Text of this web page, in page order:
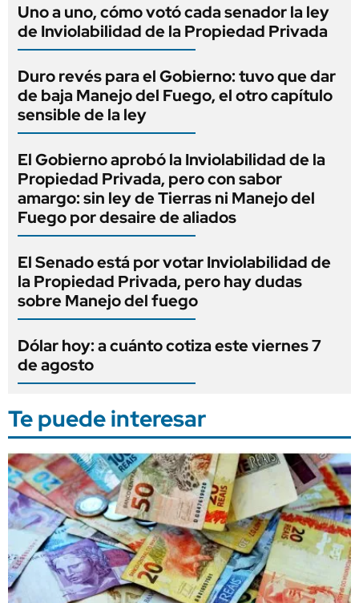
Uno a uno, cómo votó cada senador la ley
de Inviolabilidad de la Propiedad Privada
Duro revés para el Gobierno: tuvo que dar
de baja Manejo del Fuego, el otro capítulo
sensible de la ley
El Gobierno aprobó la Inviolabilidad de la
Propiedad Privada, pero con sabor
amargo: sin ley de Tierras ni Manejo del
Fuego por desaire de aliados
El Senado está por votar Inviolabilidad de
la Propiedad Privada, pero hay dudas
sobre Manejo del fuego
Dólar hoy: a cuánto cotiza este viernes 7
de agosto
Te puede interesar